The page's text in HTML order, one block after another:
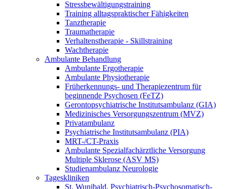
Stressbewältigungstraining
Training alltagspraktischer Fähigkeiten
Tanztherapie
Traumatherapie
Verhaltenstherapie - Skillstraining
Wachtherapie
Ambulante Behandlung
Ambulante Ergotherapie
Ambulante Physiotherapie
Früherkennungs- und Therapiezentrum für
beginnende Psychosen (FeTZ)
Gerontopsychiatrische Institutsambulanz (GIA)
Medizinisches Versorgungszentrum (MVZ)
Privatambulanz
Psychiatrische Institutsambulanz (PIA)
MRT-/CT-Praxis
Ambulante Spezialfachärztliche Versorgung
Multiple Sklerose (ASV MS)
Studienambulanz Neurologie
Tageskliniken
St. Wunibald, Psychiatrisch-Psychosomatisch-